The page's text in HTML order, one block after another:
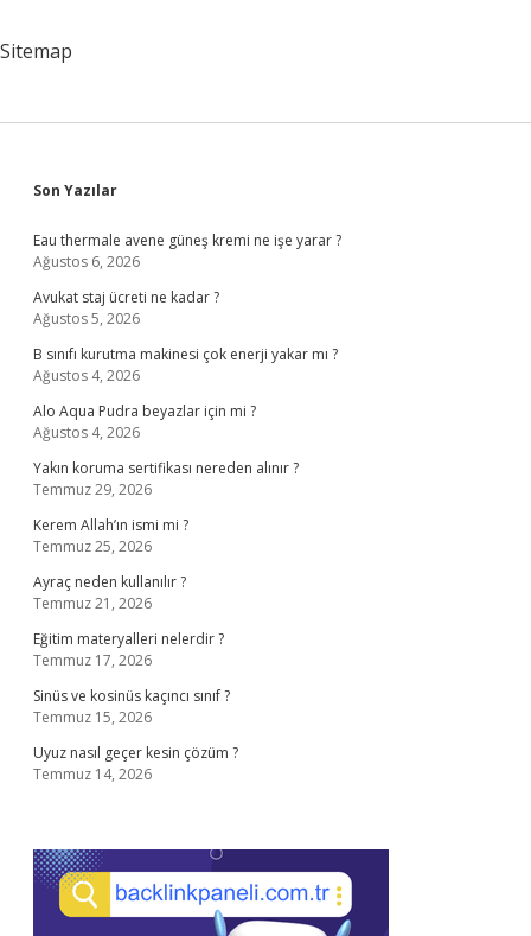
Sitemap
Sidebar
Son Yazılar
Eau thermale avene güneş kremi ne işe yarar ?
Ağustos 6, 2026
Avukat staj ücreti ne kadar ?
Ağustos 5, 2026
B sınıfı kurutma makinesi çok enerji yakar mı ?
Ağustos 4, 2026
Alo Aqua Pudra beyazlar için mi ?
Ağustos 4, 2026
Yakın koruma sertifikası nereden alınır ?
Temmuz 29, 2026
Kerem Allah’ın ismi mi ?
Temmuz 25, 2026
Ayraç neden kullanılır ?
Temmuz 21, 2026
Eğitim materyalleri nelerdir ?
Temmuz 17, 2026
Sinüs ve kosinüs kaçıncı sınıf ?
Temmuz 15, 2026
Uyuz nasıl geçer kesin çözüm ?
Temmuz 14, 2026